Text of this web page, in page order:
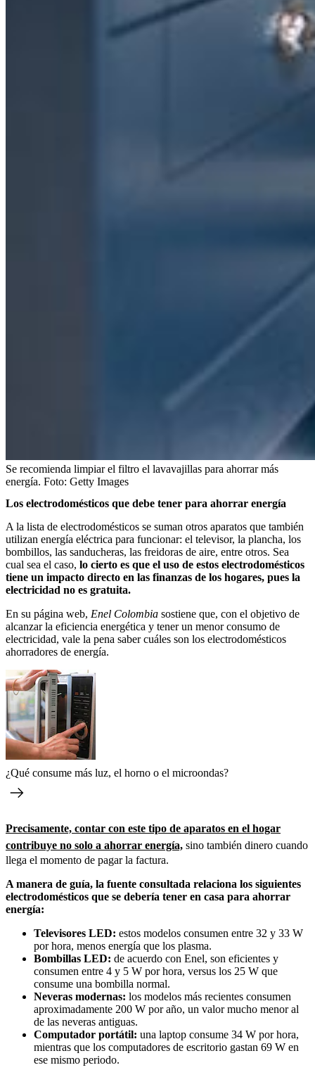
Se recomienda limpiar el filtro el lavavajillas para ahorrar más
energía. Foto: Getty Images
Los electrodomésticos que debe tener para ahorrar energía
A la lista de electrodomésticos se suman otros aparatos que también
utilizan energía eléctrica para funcionar: el televisor, la plancha, los
bombillos, las sanducheras, las freidoras de aire, entre otros. Sea
cual sea el caso, lo cierto es que el uso de estos electrodomésticos
tiene un impacto directo en las finanzas de los hogares, pues la
electricidad no es gratuita.
En su página web, Enel Colombia sostiene que, con el objetivo de
alcanzar la eficiencia energética y tener un menor consumo de
electricidad, vale la pena saber cuáles son los electrodomésticos
ahorradores de energía.
¿Qué consume más luz, el horno o el microondas?
Precisamente, contar con este tipo de aparatos en el hogar
contribuye no solo a ahorrar energía, sino también dinero cuando
llega el momento de pagar la factura.
A manera de guía, la fuente consultada relaciona los siguientes
electrodomésticos que se debería tener en casa para ahorrar
energía:
Televisores LED: estos modelos consumen entre 32 y 33 W
por hora, menos energía que los plasma.
Bombillas LED: de acuerdo con Enel, son eficientes y
consumen entre 4 y 5 W por hora, versus los 25 W que
consume una bombilla normal.
Neveras modernas: los modelos más recientes consumen
aproximadamente 200 W por año, un valor mucho menor al
de las neveras antiguas.
Computador portátil: una laptop consume 34 W por hora,
mientras que los computadores de escritorio gastan 69 W en
ese mismo periodo.